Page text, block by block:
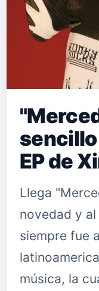
EP de
Llega
novedad y
siempre fue
música, la